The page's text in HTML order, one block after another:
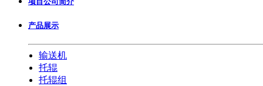
产品展示
输送机
托辊
托辊组